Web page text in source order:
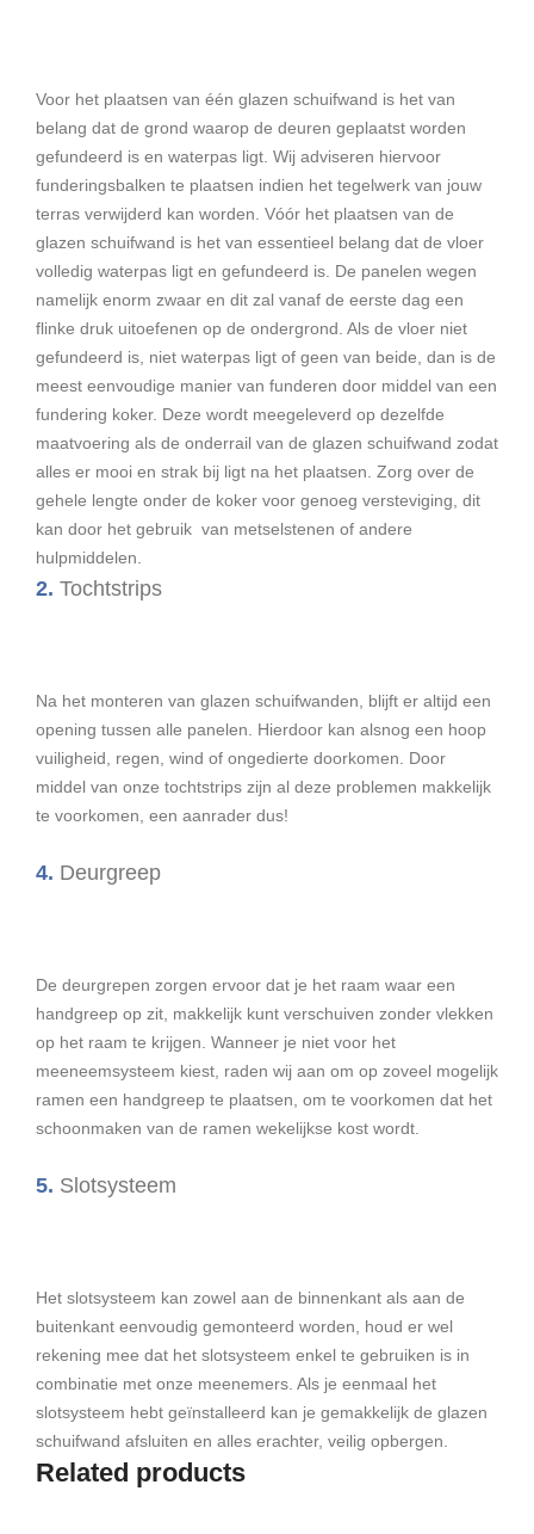
Voor het plaatsen van één glazen schuifwand is het van
belang dat de grond waarop de deuren geplaatst worden
gefundeerd is en waterpas ligt. Wij adviseren hiervoor
funderingsbalken te plaatsen indien het tegelwerk van jouw
terras verwijderd kan worden. Vóór het plaatsen van de
glazen schuifwand is het van essentieel belang dat de vloer
volledig waterpas ligt en gefundeerd is. De panelen wegen
namelijk enorm zwaar en dit zal vanaf de eerste dag een
flinke druk uitoefenen op de ondergrond. Als de vloer niet
gefundeerd is, niet waterpas ligt of geen van beide, dan is de
meest eenvoudige manier van funderen door middel van een
fundering koker. Deze wordt meegeleverd op dezelfde
maatvoering als de onderrail van de glazen schuifwand zodat
alles er mooi en strak bij ligt na het plaatsen. Zorg over de
gehele lengte onder de koker voor genoeg versteviging, dit
kan door het gebruik van metselstenen of andere
hulpmiddelen.
2. Tochtstrips
Na het monteren van glazen schuifwanden, blijft er altijd een
opening tussen alle panelen. Hierdoor kan alsnog een hoop
vuiligheid, regen, wind of ongedierte doorkomen. Door
middel van onze tochtstrips zijn al deze problemen makkelijk
te voorkomen, een aanrader dus!
4. Deurgreep
De deurgrepen zorgen ervoor dat je het raam waar een
handgreep op zit, makkelijk kunt verschuiven zonder vlekken
op het raam te krijgen. Wanneer je niet voor het
meeneemsysteem kiest, raden wij aan om op zoveel mogelijk
ramen een handgreep te plaatsen, om te voorkomen dat het
schoonmaken van de ramen wekelijkse kost wordt.
5. Slotsysteem
Het slotsysteem kan zowel aan de binnenkant als aan de
buitenkant eenvoudig gemonteerd worden, houd er wel
rekening mee dat het slotsysteem enkel te gebruiken is in
combinatie met onze meenemers. Als je eenmaal het
slotsysteem hebt geïnstalleerd kan je gemakkelijk de glazen
schuifwand afsluiten en alles erachter, veilig opbergen.
Related products